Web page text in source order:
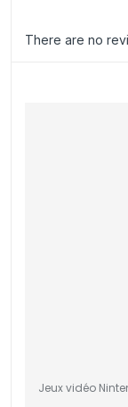
There are no
Jeux vidéo